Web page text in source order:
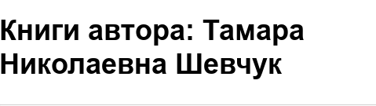
Книги автора: Тамара
Николаевна Шевчук